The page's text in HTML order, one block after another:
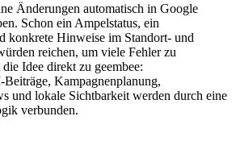
Änderungen automatisch in Google
Schon ein Ampelstatus, ein
konkrete Hinweise im Standort- und
reichen, um viele Fehler zu
Idee direkt zu geembee:
Kampagnenplanung,
und lokale Sichtbarkeit werden durch eine
verbunden.